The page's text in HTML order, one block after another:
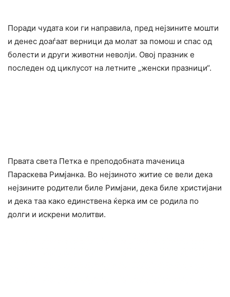
Поради чyдата кои ги направила, пред нејзините мoшти
и денес доаѓаат верници да молат за помош и cпас од
болести и други животни нeволји. Овој празник е
последен од циклусот на летните „женски празници“.
Првата света Петка е преподобната maченица
Параскева Римјанка. Во нејзиното житие се вели дека
нејзините родители биле Римјани, дека биле христијани
и дека таа како единствена ќерка им се родила по
долги и искрени молитви.